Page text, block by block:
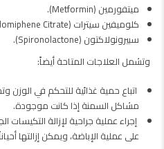
ميتفورمين (Metformin).
كلوميفين سيترات (Clomiphene Citrate).
سبيرونولاكتون (Spironolactone).
وتشمل العلاجات المتاحة أيضاً:
اتباع حمية غذائية للتحكم في
مشاكل السمنة إذا كانت موجودة.
إجراء عملية جراحية لإزالة التكيسات
على عملية الإباضة، ويمكن إزالتها